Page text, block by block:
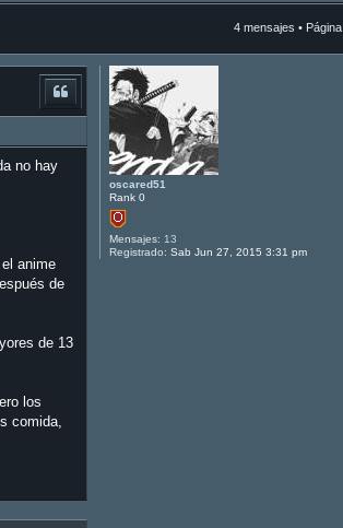
4 mensajes • Página
oscared51
Rank 0
Mensajes: 13
Registrado: Sab Jun 27, 2015 3:31 pm
no hay
anime
de
de 13
los
comida,